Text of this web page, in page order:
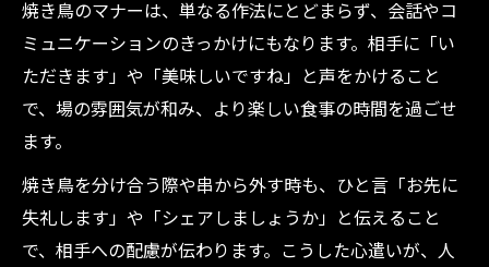
焼き鳥のマナーは、単なる作法にとどまらず、会話やコ
ミュニケーションのきっかけにもなります。相手に「い
ただきます」や「美味しいですね」と声をかけること
で、場の雰囲気が和み、より楽しい食事の時間を過ごせ
ます。
焼き鳥を分け合う際や串から外す時も、ひと言「お先に
失礼します」や「シェアしましょうか」と伝えること
で、相手への配慮が伝わります。こうした心遣いが、人